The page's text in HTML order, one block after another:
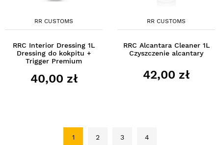
RR CUSTOMS
RRC Interior Dressing 1L
Dressing do kokpitu +
Trigger Premium
40,00 zł
RR CUSTOMS
RRC Alcantara Cleaner 1L
Czyszczenie alcantary
42,00 zł
1 2 3 4